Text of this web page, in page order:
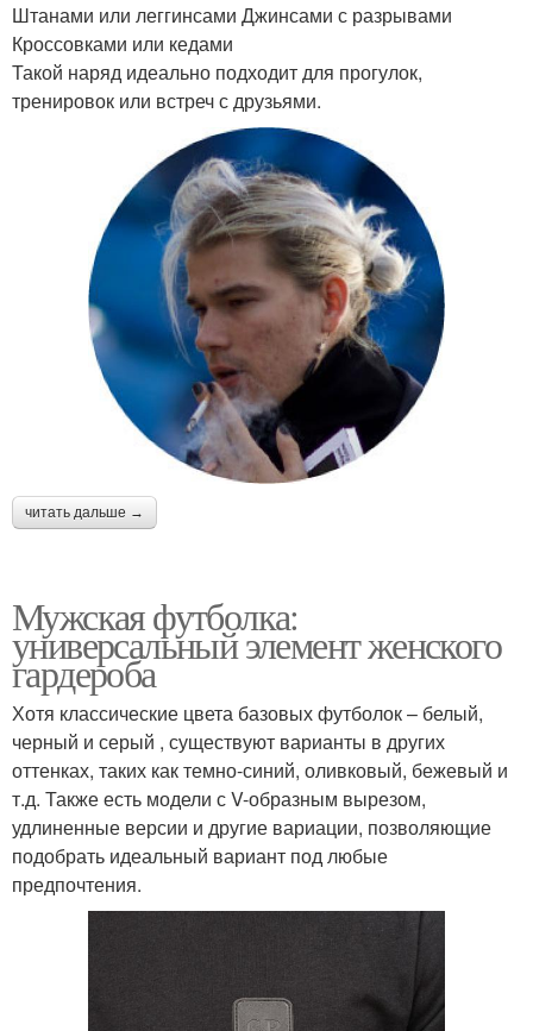
Штанами или леггинсами Джинсами с разрывами
Кроссовками или кедами
Такой наряд идеально подходит для прогулок,
тренировок или встреч с друзьями.
читать дальше →
Мужская футболка:
универсальный элемент женского
гардероба
Хотя классические цвета базовых футболок – белый,
черный и серый , существуют варианты в других
оттенках, таких как темно-синий, оливковый, бежевый и
т.д. Также есть модели с V-образным вырезом,
удлиненные версии и другие вариации, позволяющие
подобрать идеальный вариант под любые
предпочтения.